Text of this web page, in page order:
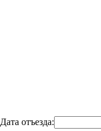
Дата отъезда: